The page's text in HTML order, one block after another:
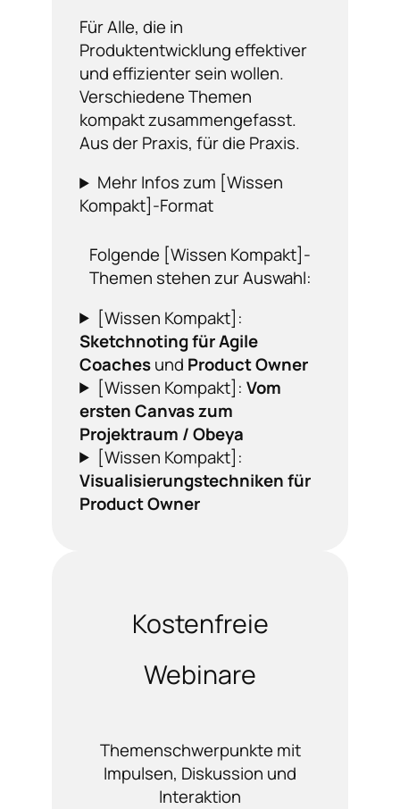
Für Alle, die in
Produktentwicklung effektiver
und effizienter sein wollen.
Verschiedene Themen
kompakt zusammengefasst.
Aus der Praxis, für die Praxis.
Mehr Infos zum [Wissen
Kompakt]-Format
Folgende [Wissen Kompakt]-
Themen stehen zur Auswahl:
[Wissen Kompakt]:
Sketchnoting für Agile
Coachesund Product Owner
[Wissen Kompakt]:Vom
ersten Canvas zum
Projektraum / Obeya
[Wissen Kompakt]:
Visualisierungstechniken für
Product Owner
Kostenfreie
Webinare
Themenschwerpunkte mit
Impulsen, Diskussion und
Interaktion